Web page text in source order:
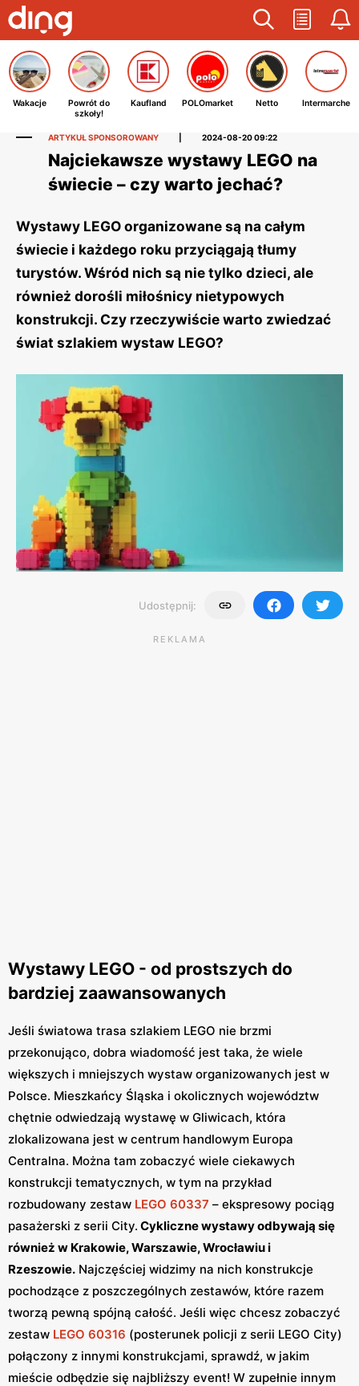
Wakacje
Powrót do
szkoły!
Kaufland POLOmarket Netto Intermarche
ARTYKUŁ SPONSOROWANY 2024-08-20 09:22
Najciekawsze wystawy LEGO na
świecie – czy warto jechać?
Wystawy LEGO organizowane są na całym
świecie i każdego roku przyciągają tłumy
turystów. Wśród nich są nie tylko dzieci, ale
również dorośli miłośnicy nietypowych
konstrukcji. Czy rzeczywiście warto zwiedzać
świat szlakiem wystaw LEGO?
Udostępnij:
REKLAMA
Wystawy LEGO - od prostszych do
bardziej zaawansowanych
Jeśli światowa trasa szlakiem LEGO nie brzmi
przekonująco, dobra wiadomość jest taka, że wiele
większych i mniejszych wystaw organizowanych jest w
Polsce. Mieszkańcy Śląska i okolicznych województw
chętnie odwiedzają wystawę w Gliwicach, która
zlokalizowana jest w centrum handlowym Europa
Centralna. Można tam zobaczyć wiele ciekawych
konstrukcji tematycznych, w tym na przykład
rozbudowany zestaw LEGO 60337 – ekspresowy pociąg
pasażerski z serii City. Cykliczne wystawy odbywają się
również w Krakowie, Warszawie, Wrocławiu i
Rzeszowie. Najczęściej widzimy na nich konstrukcje
pochodzące z poszczególnych zestawów, które razem
tworzą pewną spójną całość. Jeśli więc chcesz zobaczyć
zestaw LEGO 60316 (posterunek policji z serii LEGO City)
połączony z innymi konstrukcjami, sprawdź, w jakim
mieście odbędzie się najbliższy event! W zupełnie innym